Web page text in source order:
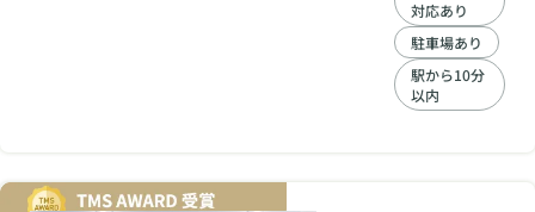
ば今までのままで変
化はないでしょう。
・婚活で良縁を引き
寄せるにはまずは備
わらなければならな
対応あり
駐車場あり
駅から10分
以内